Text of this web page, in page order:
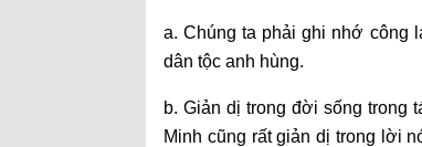
a. Chúng ta phải ghi nhớ công
dân tộc anh hùng.
b. Giản dị trong đời sống trong
Minh cũng rất giản dị trong lời